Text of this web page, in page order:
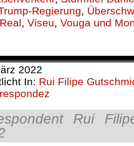
Regierung,
, Viseu, Vouga und
2022
In: Rui Filipe
Rui